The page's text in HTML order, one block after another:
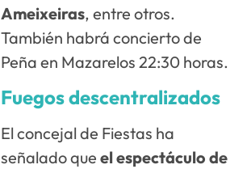
Ameixeiras, entre otros.
También habrá concierto de
Peña en Mazarelos 22:30 horas.
Fuegos descentralizados
El concejal de Fiestas ha
señalado que el espectáculo de